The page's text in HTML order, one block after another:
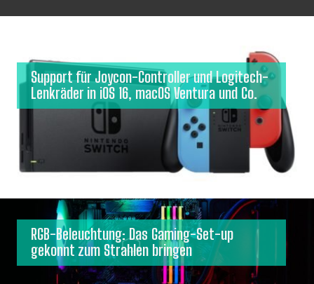
Support für Joycon-Controller und Logitech-
Lenkräder in iOS 16, macOS Ventura und Co.
RGB-Beleuchtung: Das Gaming-Set-up
gekonnt zum Strahlen bringen